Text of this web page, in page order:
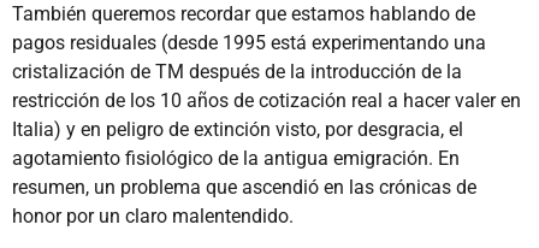
También queremos recordar que estamos hablando de
pagos residuales (desde 1995 está experimentando una
cristalización de TM después de la introducción de la
restricción de los 10 años de cotización real a hacer valer en
Italia) y en peligro de extinción visto, por desgracia, el
agotamiento fisiológico de la antigua emigración. En
resumen, un problema que ascendió en las crónicas de
honor por un claro malentendido.